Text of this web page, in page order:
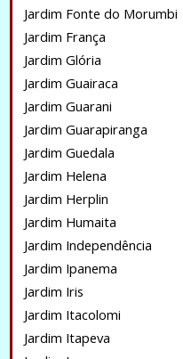
Jardim Fonte do Morumbi
Jardim França
Jardim Glória
Jardim Guairaca
Jardim Guarani
Jardim Guarapiranga
Jardim Guedala
Jardim Helena
Jardim Herplin
Jardim Humaita
Jardim Independência
Jardim Ipanema
Jardim Iris
Jardim Itacolomi
Jardim Itapeva